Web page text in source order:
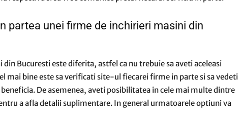
partea unei firme de inchirieri masini din
Bucuresti este diferita, astfel ca nu trebuie sa aveti aceleasi
mai bine este sa verificati site-ul fiecarei firme in parte si sa vedeti
De asemenea, aveti posibilitatea in cele mai multe dintre
a afla detalii suplimentare. In general urmatoarele optiuni va